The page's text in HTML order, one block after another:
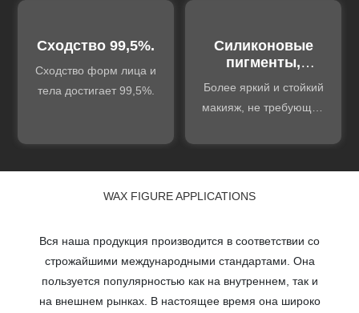
опытом.
Сходство 99,5%.
Сходство форм лица и
тела достигает 99,5%.
Силиконовые
пигменты,
изготовленные
на заказ
Более яркий и стойкий
макияж, не требующий
WAX FIGURE APPLICATIONS
Вся наша продукция производится в соответствии со
строжайшими международными стандартами. Она
пользуется популярностью как на внутреннем, так и
на внешнем рынках. В настоящее время она широко